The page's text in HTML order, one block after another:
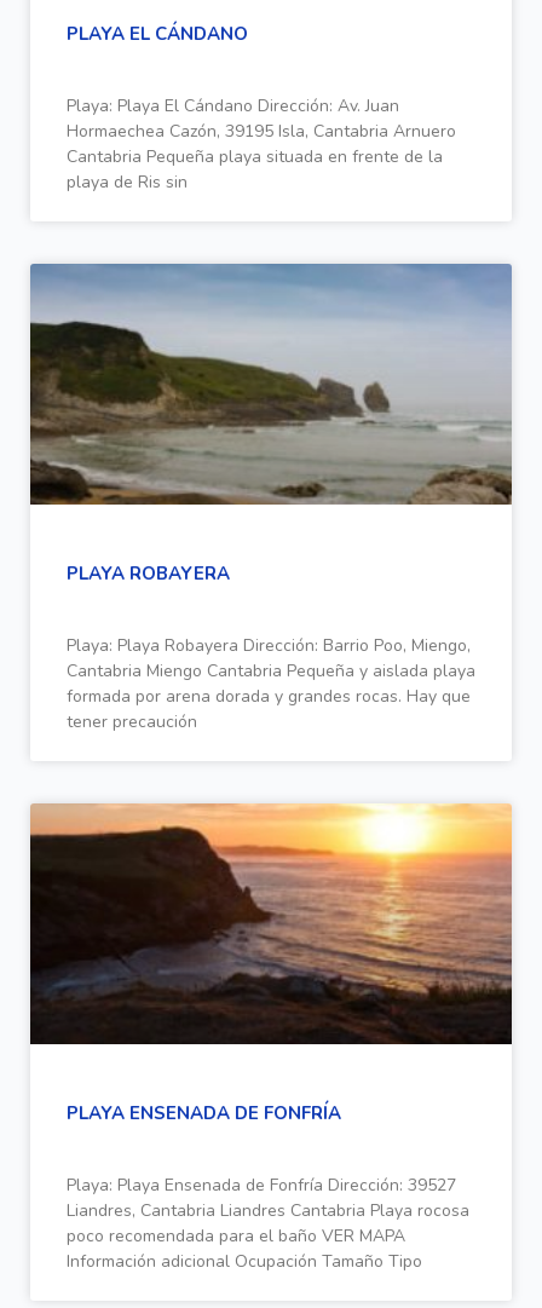
PLAYA EL CÁNDANO
Playa: Playa El Cándano Dirección: Av. Juan
Hormaechea Cazón, 39195 Isla, Cantabria Arnuero
Cantabria Pequeña playa situada en frente de la
playa de Ris sin
PLAYA ROBAYERA
Playa: Playa Robayera Dirección: Barrio Poo, Miengo,
Cantabria Miengo Cantabria Pequeña y aislada playa
formada por arena dorada y grandes rocas. Hay que
tener precaución
PLAYA ENSENADA DE FONFRÍA
Playa: Playa Ensenada de Fonfría Dirección: 39527
Liandres, Cantabria Liandres Cantabria Playa rocosa
poco recomendada para el baño VER MAPA
Información adicional Ocupación Tamaño Tipo